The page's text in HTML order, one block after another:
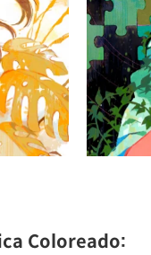
Coloreado: